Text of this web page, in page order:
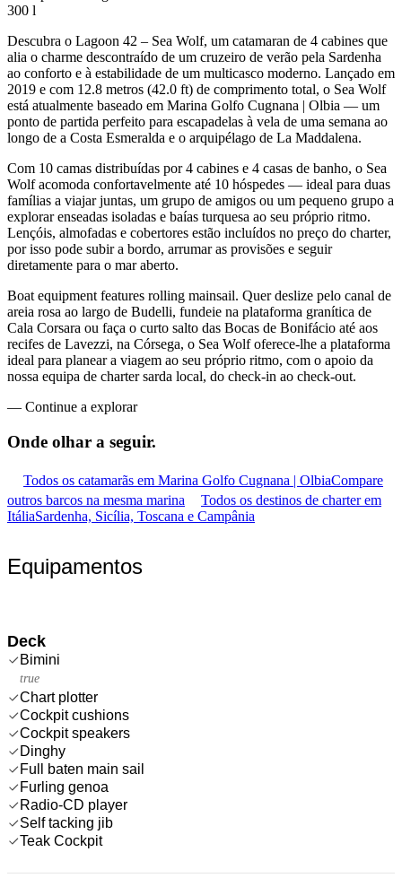
300 l
Descubra o Lagoon 42 – Sea Wolf, um catamaran de 4 cabines que
alia o charme descontraído de um cruzeiro de verão pela Sardenha
ao conforto e à estabilidade de um multicasco moderno. Lançado em
2019 e com 12.8 metros (42.0 ft) de comprimento total, o Sea Wolf
está atualmente baseado em Marina Golfo Cugnana | Olbia — um
ponto de partida perfeito para escapadelas à vela de uma semana ao
longo de a Costa Esmeralda e o arquipélago de La Maddalena.
Com 10 camas distribuídas por 4 cabines e 4 casas de banho, o Sea
Wolf acomoda confortavelmente até 10 hóspedes — ideal para duas
famílias a viajar juntas, um grupo de amigos ou um pequeno grupo a
explorar enseadas isoladas e baías turquesa ao seu próprio ritmo.
Lençóis, almofadas e cobertores estão incluídos no preço do charter,
por isso pode subir a bordo, arrumar as provisões e seguir
diretamente para o mar aberto.
Boat equipment features rolling mainsail. Quer deslize pelo canal de
areia rosa ao largo de Budelli, fundeie na plataforma granítica de
Cala Corsara ou faça o curto salto das Bocas de Bonifácio até aos
recifes de Lavezzi, na Córsega, o Sea Wolf oferece-lhe a plataforma
ideal para planear a viagem ao seu próprio ritmo, com o apoio da
nossa equipa de charter sarda local, do check-in ao check-out.
— Continue a explorar
Onde olhar a seguir.
Todos os catamarãs em Marina Golfo Cugnana | OlbiaCompare
outros barcos na mesma marina
Todos os destinos de charter em
ItáliaSardenha, Sicília, Toscana e Campânia
Equipamentos
Deck
Bimini
true
Chart plotter
Cockpit cushions
Cockpit speakers
Dinghy
Full baten main sail
Furling genoa
Radio-CD player
Self tacking jib
Teak Cockpit